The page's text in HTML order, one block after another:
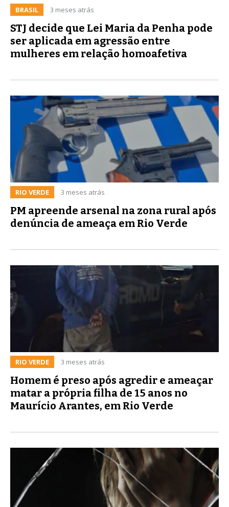
BRASIL 3 meses atrás
STJ decide que Lei Maria da Penha pode
ser aplicada em agressão entre
mulheres em relação homoafetiva
RIO VERDE 3 meses atrás
PM apreende arsenal na zona rural após
denúncia de ameaça em Rio Verde
RIO VERDE 3 meses atrás
Homem é preso após agredir e ameaçar
matar a própria filha de 15 anos no
Maurício Arantes, em Rio Verde